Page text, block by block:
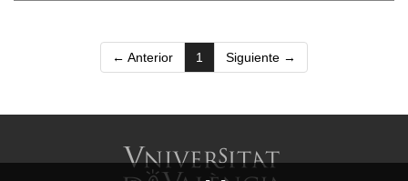
← Anterior 1 (current)
Siguiente →